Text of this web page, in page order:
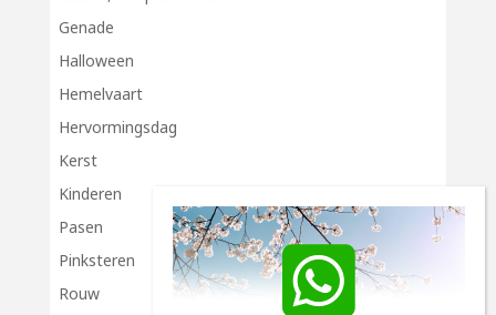
Genade
Halloween
Hemelvaart
Hervormingsdag
Kerst
Kinderen
Pasen
Pinksteren
Rouw